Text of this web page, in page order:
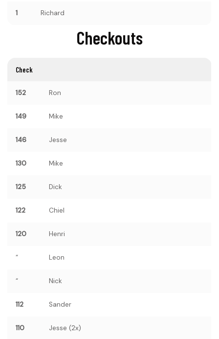
1 Richard
Checkouts
Check
152 Ron
149 Mike
146 Jesse
130 Mike
125 Dick
122 Chiel
120 Henri
“ Leon
“ Nick
112 Sander
110 Jesse (2x)